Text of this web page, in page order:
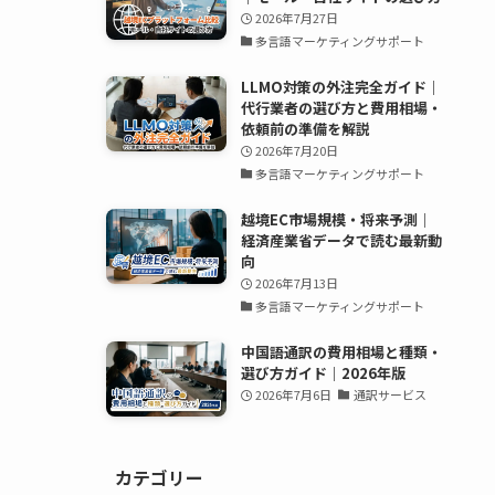
2026年7月27日
多言語マーケティングサポート
LLMO対策の外注完全ガイド｜
代行業者の選び方と費用相場・
依頼前の準備を解説
2026年7月20日
多言語マーケティングサポート
越境EC市場規模・将来予測｜
経済産業省データで読む最新動
向
2026年7月13日
多言語マーケティングサポート
中国語通訳の費用相場と種類・
選び方ガイド｜2026年版
2026年7月6日 通訳サービス
カテゴリー